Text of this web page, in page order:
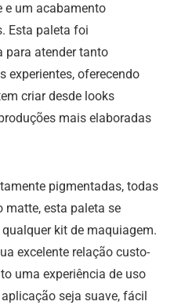
e um acabamento
Esta paleta foi
para atender tanto
experientes, oferecendo
criar desde looks
mais elaboradas
pigmentadas, todas
matte, esta paleta se
kit de maquiagem.
excelente relação custo-
uma experiência de uso
seja suave, fácil